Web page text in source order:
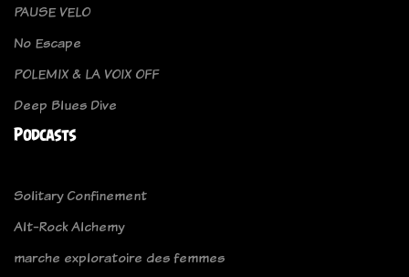
PAUSE VELO
No Escape
POLEMIX & LA VOIX OFF
Deep Blues Dive
Podcasts
Solitary Confinement
Alt-Rock Alchemy
marche exploratoire des femmes